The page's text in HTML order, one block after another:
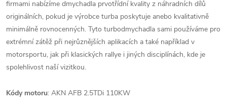
firmami nabízíme dmychadla prvotřídní kvality z náhradních dílů
originálních, pokud je výrobce turba poskytuje anebo kvalitativně
minimálně rovnocenných. Tyto turbodmychadla sami používáme pro
extrémní zátěž při nejrůznějších aplikacích a také například v
motorsportu, jak při klasických rallye i jiných disciplínách, kde je
spolehlivost naší vizitkou.
Kódy motoru: AKN AFB 2.5TDi 110KW